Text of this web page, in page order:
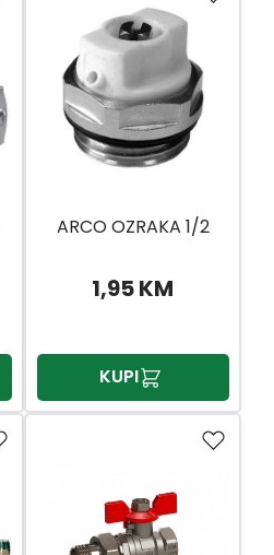
ARCO OZRAKA 1/2
1,95 KM
KUPI